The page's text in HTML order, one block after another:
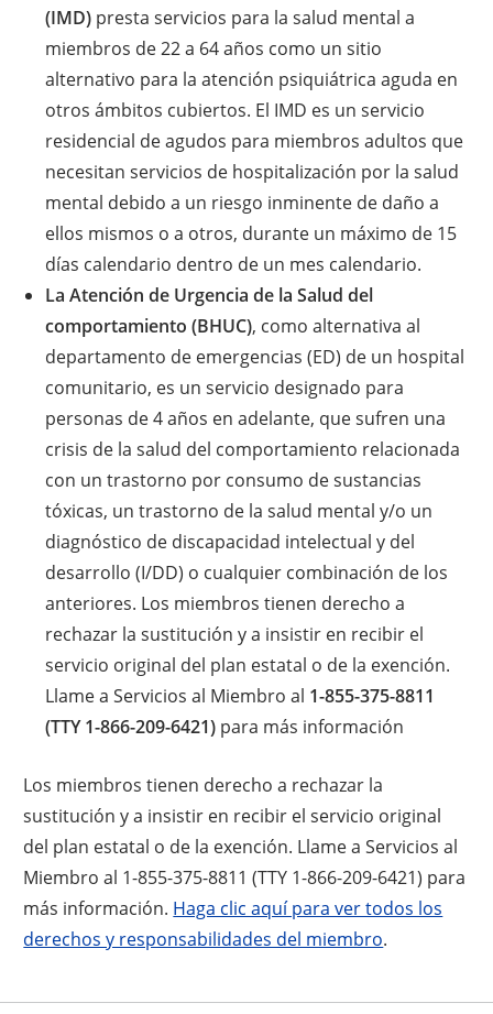
(IMD)presta servicios para la salud mental a
miembros de 22 a 64 años como un sitio
alternativo para la atención psiquiátrica aguda en
otros ámbitos cubiertos. El IMD es un servicio
residencial de agudos para miembros adultos que
necesitan servicios de hospitalización por la salud
mental debido a un riesgo inminente de daño a
ellos mismos o a otros, durante un máximo de 15
días calendario dentro de un mes calendario.
La Atención de Urgencia de la Salud del
comportamiento (BHUC), como alternativa al
departamento de emergencias (ED) de un hospital
comunitario, es un servicio designado para
personas de 4 años en adelante, que sufren una
crisis de la salud del comportamiento relacionada
con un trastorno por consumo de sustancias
tóxicas, un trastorno de la salud mental y/o un
diagnóstico de discapacidad intelectual y del
desarrollo (I/DD) o cualquier combinación de los
anteriores. Los miembros tienen derecho a
rechazar la sustitución y a insistir en recibir el
servicio original del plan estatal o de la exención.
Llame a Servicios al Miembro al 1-855-375-8811
(TTY 1-866-209-6421)para más información
Los miembros tienen derecho a rechazar la
sustitución y a insistir en recibir el servicio original
del plan estatal o de la exención. Llame a Servicios al
Miembro al 1-855-375-8811 (TTY 1-866-209-6421) para
más información. Haga clic aquí para ver todos los
derechos y responsabilidades del miembro.